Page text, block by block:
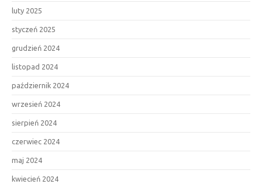
luty 2025
styczeń 2025
grudzień 2024
listopad 2024
październik 2024
wrzesień 2024
sierpień 2024
czerwiec 2024
maj 2024
kwiecień 2024